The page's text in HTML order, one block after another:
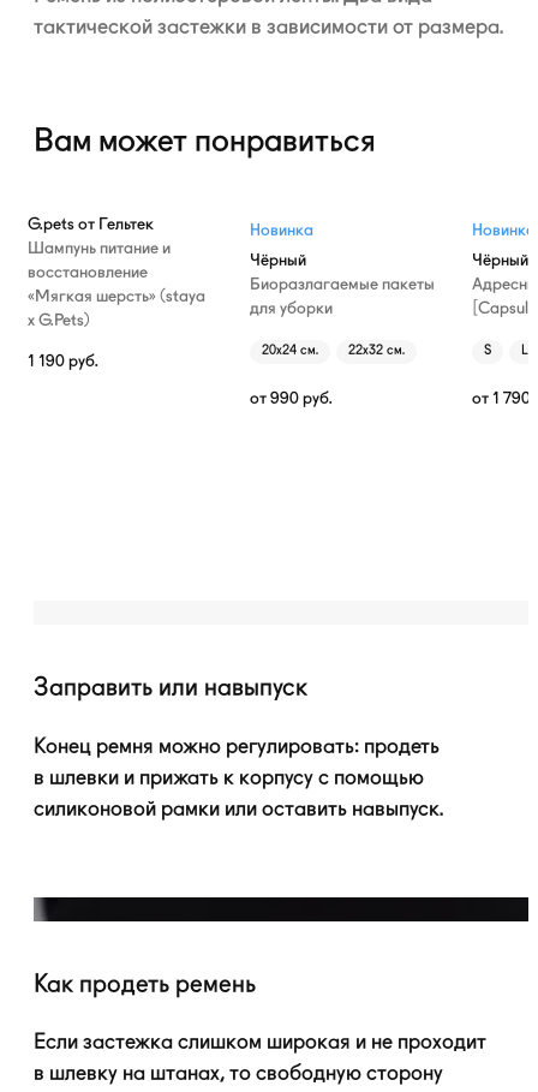
тактической застежки в зависимости от размера.
Вам может понравиться
G.pets от Гельтек
Шампунь питание и
восстановление
«Мягкая шерсть» (staya
х G.Pets)
1 190 руб.
Новинка
Чёрный
Биоразлагаемые пакеты
для уборки
20х24 см. 22х32 см.
от 990 руб.
Новинка
Чёрный
S L
от 1 790
Заправить или навыпуск
Конец ремня можно регулировать: продеть
в шлевки и прижать к корпусу с помощью
силиконовой рамки или оставить навыпуск.
Как продеть ремень
Если застежка слишком широкая и не проходит
в шлевку на штанах, то свободную сторону